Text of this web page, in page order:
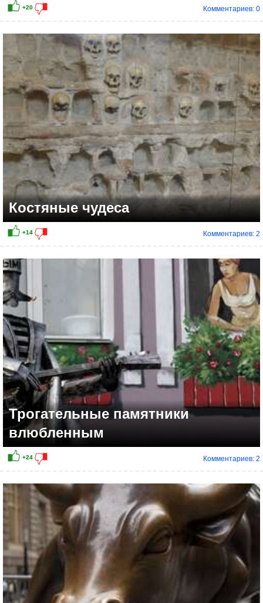
Комментариев: 0
Костяные чудеса
Комментариев: 2
Трогательные памятники
влюбленным
Комментариев: 2